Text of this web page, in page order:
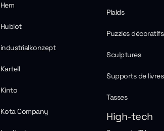
Hem
Hublot
industrialkonzept
Kartell
Kinto
Kota Company
Plaids
Puzzles décoratifs
Sculptures
Supports de livres
Tasses
High-tech